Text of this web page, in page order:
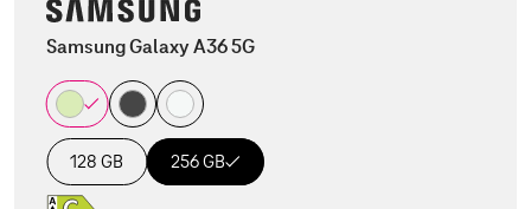
Samsung Galaxy A36 5G
128 GB 256 GB